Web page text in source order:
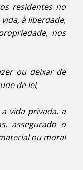
residentes no
à liberdade,
nos
ou deixar de
de lei;
vida privada, a
assegurado o
ou moral